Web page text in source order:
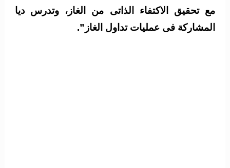
مع تحقيق الاكتفاء الذاتى من الغاز، وتدرس ديا
المشاركة فى عمليات تداول الغاز”.